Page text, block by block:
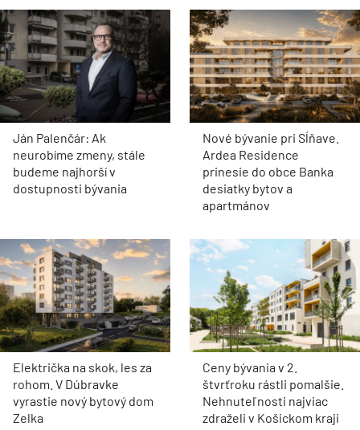
Ján Palenčár: Ak
neurobíme zmeny, stále
budeme najhorší v
dostupnosti bývania
Nové bývanie pri Sĺňave.
Ardea Residence
prinesie do obce Banka
desiatky bytov a
apartmánov
Električka na skok, les za
rohom. V Dúbravke
vyrastie nový bytový dom
Zelka
Ceny bývania v 2.
štvrťroku rástli pomalšie.
Nehnuteľnosti najviac
zdraželi v Košickom kraji